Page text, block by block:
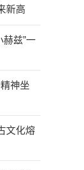
新高
赫兹”一
神坐
文化熔